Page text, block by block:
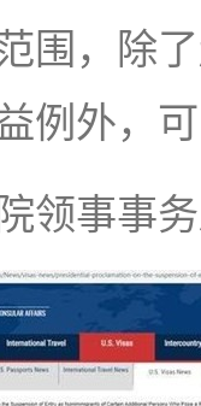
围，除
例外，
领事事